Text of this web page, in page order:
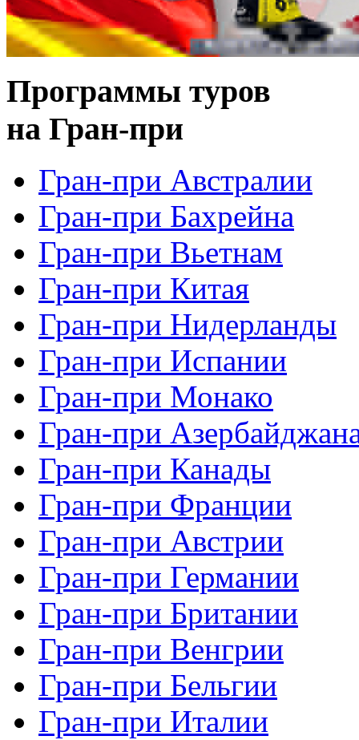
Программы туров
на Гран-при
Гран-при Австралии
Гран-при Бахрейна
Гран-при Вьетнам
Гран-при Китая
Гран-при Нидерланды
Гран-при Испании
Гран-при Монако
Гран-при
Гран-при Канады
Гран-при Франции
Гран-при Австрии
Гран-при Германии
Гран-при Британии
Гран-при Венгрии
Гран-при Бельгии
Гран-при Италии